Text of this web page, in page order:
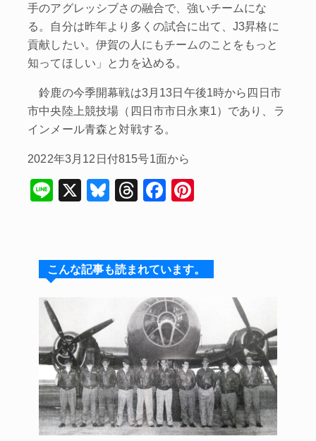
手のアグレッシブさの融合で、強いチームにな
る。自分は昨年より多くの試合に出て、J3昇格に
貢献したい。伊賀の人にもチームのことをもっと
知ってほしい」と力を込める。
鈴鹿の今季開幕戦は3月13日午後1時から四日市
市中央陸上競技場（四日市市日永東1）であり、ラ
インメール青森と対戦する。
2022年3月12日付815号1面から
Li
X
Bl
s
k
T
a
d
s
F
e
b
o
o
k
e
st
こんな記事も読まれています。